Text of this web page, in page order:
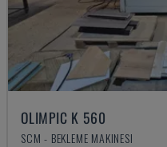
OLIMPIC K 560
SCM - BEKLEME MAKINESI